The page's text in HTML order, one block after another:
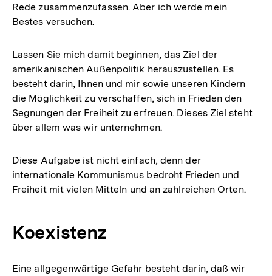
Rede zusammenzufassen. Aber ich werde mein
Bestes versuchen.
Lassen Sie mich damit beginnen, das Ziel der
amerikanischen Außenpolitik herauszustellen. Es
besteht darin, Ihnen und mir sowie unseren Kindern
die Möglichkeit zu verschaffen, sich in Frieden den
Segnungen der Freiheit zu erfreuen. Dieses Ziel steht
über allem was wir unternehmen.
Diese Aufgabe ist nicht einfach, denn der
internationale Kommunismus bedroht Frieden und
Freiheit mit vielen Mitteln und an zahlreichen Orten.
Koexistenz
Eine allgegenwärtige Gefahr besteht darin, daß wir